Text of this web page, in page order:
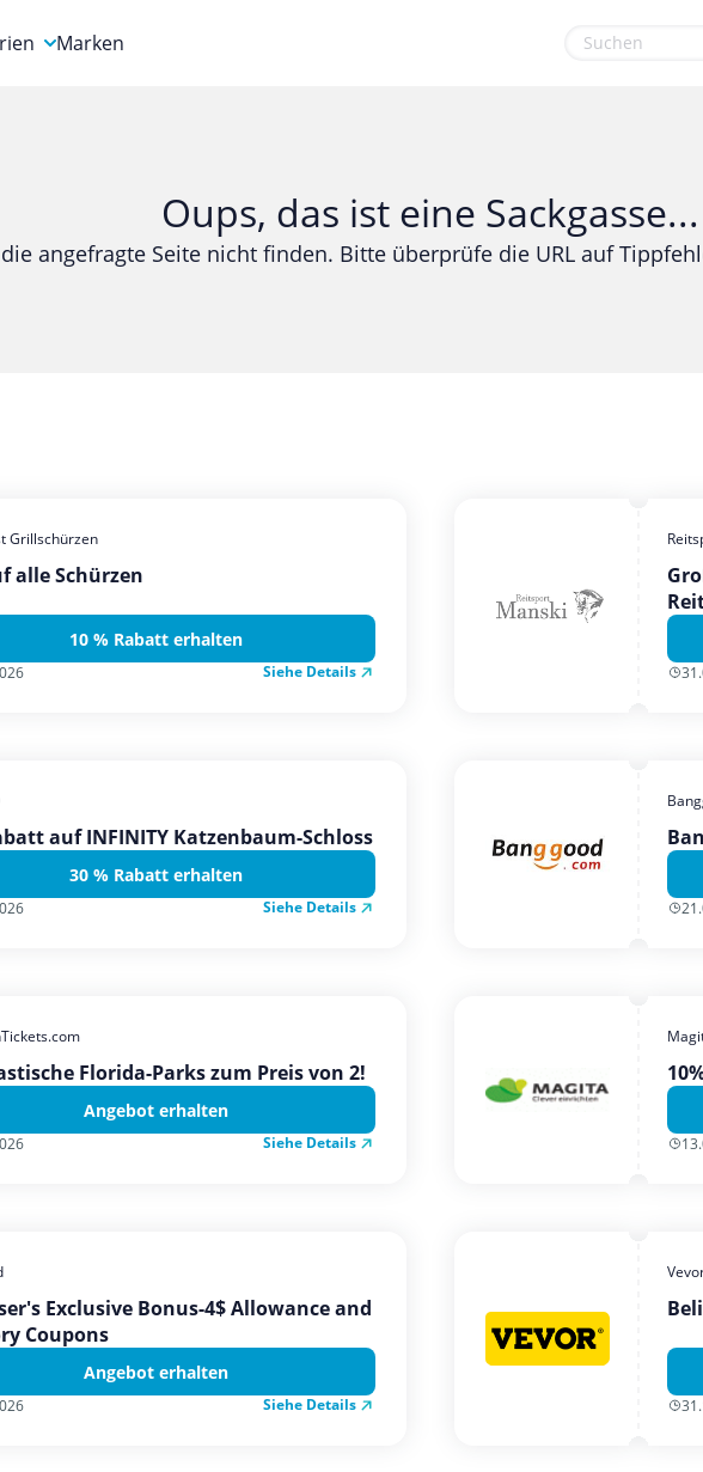
& Elektronik
Gesundheit & Beauty
Mobilfunk & Internet
Marken
Oups, das ist eine Sackgasse...
angefragte Seite nicht finden. Bitte überprüfe die URL auf
Grillschürzen
alle Schürzen
10 % Rabatt erhalten
Siehe Details
auf INFINITY Katzenbaum-Schloss
30 % Rabatt erhalten
Siehe Details
Florida-Parks zum Preis von 2!
Angebot erhalten
Siehe Details
Exclusive Bonus-4$ Allowance and
Coupons
Angebot erhalten
Siehe Details